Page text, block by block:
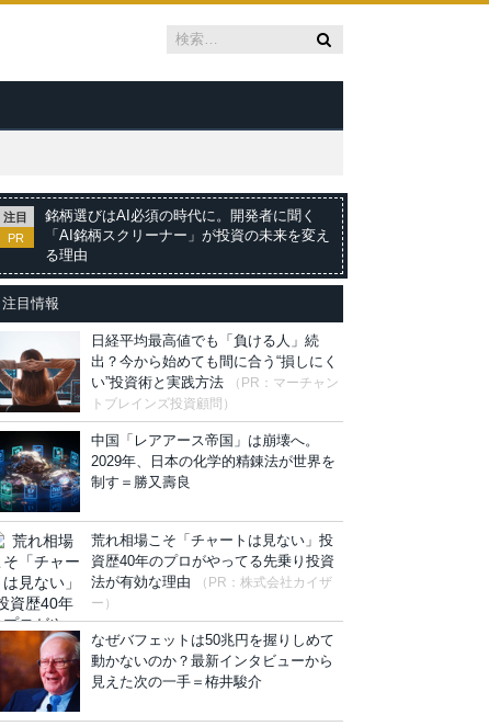
注目
PR
銘柄選びはAI必須の時代に。開発者に聞く
「AI銘柄スクリーナー」が投資の未来を変え
る理由
注目情報
日経平均最高値でも「負ける人」続
出？今から始めても間に合う“損しにく
い”投資術と実践方法
（PR：マーチャン
トブレインズ投資顧問）
中国「レアアース帝国」は崩壊へ。
2029年、日本の化学的精錬法が世界を
制す＝勝又壽良
荒れ相場こそ「チャートは見ない」投
資歴40年のプロがやってる先乗り投資
法が有効な理由
（PR：株式会社カイザ
ー）
なぜバフェットは50兆円を握りしめて
動かないのか？最新インタビューから
見えた次の一手＝栫井駿介